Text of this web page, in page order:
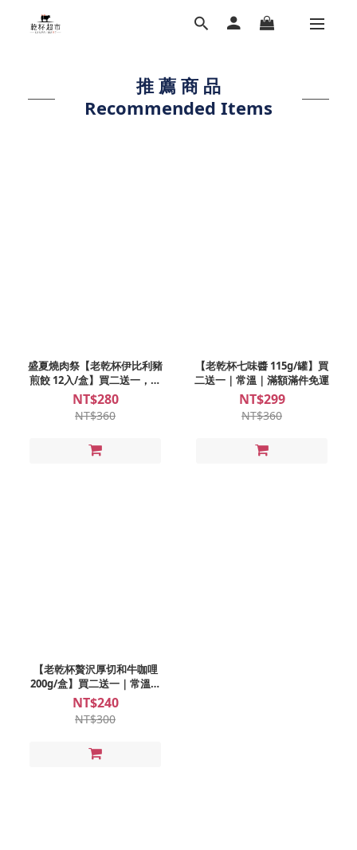
推 薦 商 品
Recommended Items
盛夏燒肉祭【老乾杯伊比利豬
煎餃 12入/盒】買二送一，滿
額滿件免運
NT$280
NT$360
【老乾杯七味醬 115g/罐】買
二送一｜常溫｜滿額滿件免運
NT$299
NT$360
【老乾杯贅沢厚切和牛咖哩
200g/盒】買二送一｜常溫｜
滿額滿件免運
NT$240
NT$300